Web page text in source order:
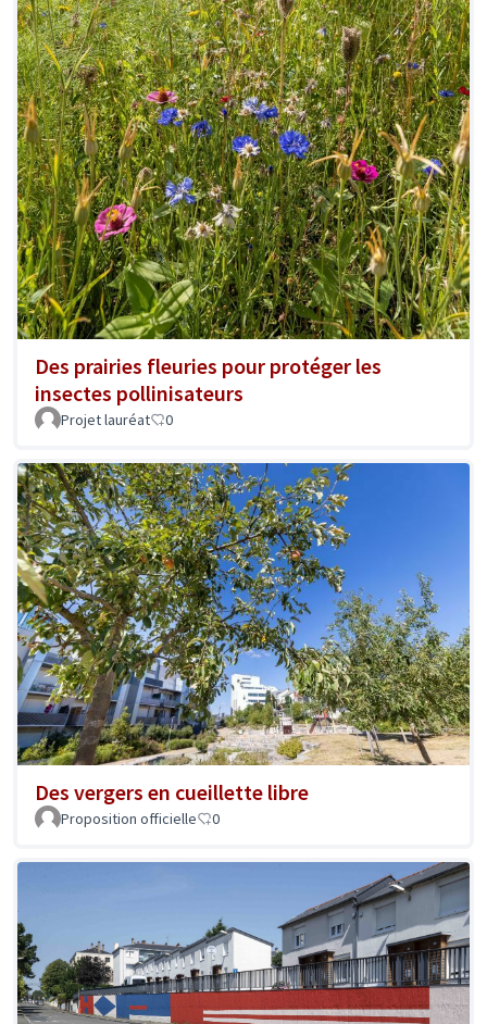
Des prairies fleuries pour protéger les
insectes pollinisateurs
Projet lauréat 0
Des vergers en cueillette libre
Proposition officielle 0